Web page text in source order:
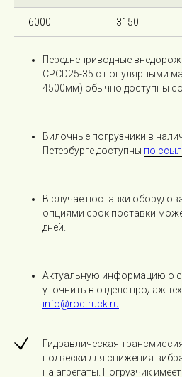
6000 3150
Переднеприводные
CPCD25-35 с популярными
4500мм) обычно доступны со
Вилочные погрузчики в
Петербурге доступны по
В случае поставки
опциями срок поставки
дней.
Актуальную информацию о
уточнить в отделе продаж
info@roctruck.ru
Гидравлическая
подвески для снижения
на агрегаты. Погрузчик